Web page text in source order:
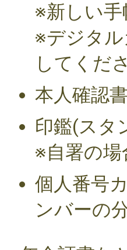
※新しい
※デジタ
してくだ
本人確認
印鑑(スタ
※自署の場
個人番号
ンバーの